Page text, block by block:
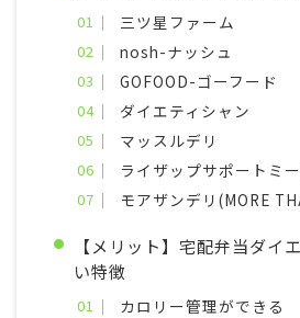
三ツ星ファーム
nosh-ナッシュ
GOFOOD-ゴーフード
ダイエティシャン
マッスルデリ
ライザップサポートミ
モアザンデリ(MORE
【メリット】宅配弁当ダイ
い特徴
カロリー管理ができる